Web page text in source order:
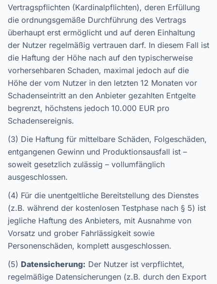
Vertragspflichten (Kardinalpflichten), deren Erfüllung
die ordnungsgemäße Durchführung des Vertrags
überhaupt erst ermöglicht und auf deren Einhaltung
der Nutzer regelmäßig vertrauen darf. In diesem Fall ist
die Haftung der Höhe nach auf den typischerweise
vorhersehbaren Schaden, maximal jedoch auf die
Höhe der vom Nutzer in den letzten 12 Monaten vor
Schadenseintritt an den Anbieter gezahlten Entgelte
begrenzt, höchstens jedoch 10.000 EUR pro
Schadensereignis.
(3) Die Haftung für mittelbare Schäden, Folgeschäden,
entgangenen Gewinn und Produktionsausfall ist –
soweit gesetzlich zulässig – vollumfänglich
ausgeschlossen.
(4) Für die unentgeltliche Bereitstellung des Dienstes
(z.B. während der kostenlosen Testphase nach § 5) ist
jegliche Haftung des Anbieters, mit Ausnahme von
Vorsatz und grober Fahrlässigkeit sowie
Personenschäden, komplett ausgeschlossen.
(5) Datensicherung: Der Nutzer ist verpflichtet,
regelmäßige Datensicherungen (z.B. durch den Export